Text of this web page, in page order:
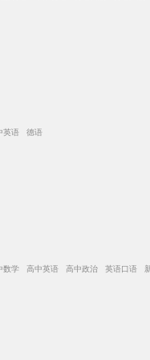
英语 德语
数学 高中英语 高中政治 英语口语